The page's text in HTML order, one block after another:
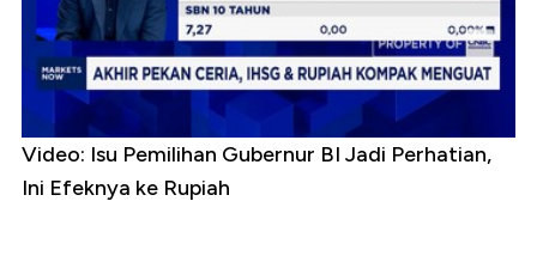
Video: Isu Pemilihan Gubernur BI Jadi Perhatian,
Ini Efeknya ke Rupiah